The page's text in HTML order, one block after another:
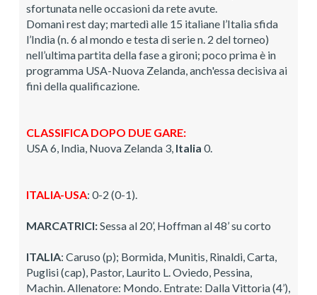
sfortunata nelle occasioni da rete avute.
Domani rest day; martedì alle 15 italiane l’Italia sfida
l’India (n. 6 al mondo e testa di serie n. 2 del torneo)
nell’ultima partita della fase a gironi; poco prima è in
programma USA-Nuova Zelanda, anch'essa decisiva ai
fini della qualificazione.
CLASSIFICA DOPO DUE GARE:
USA 6, India, Nuova Zelanda 3, Italia 0.
ITALIA-USA: 0-2 (0-1).
MARCATRICI:Sessa al 20’, Hoffman al 48’ su corto
ITALIA: Caruso (p); Bormida, Munitis, Rinaldi, Carta,
Puglisi (cap), Pastor, Laurito L. Oviedo, Pessina,
Machin. Allenatore: Mondo. Entrate: Dalla Vittoria (4’),